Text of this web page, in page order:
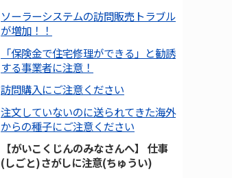
ソーラーシステムの訪問販売トラブル
が増加！！
「保険金で住宅修理ができる」と勧誘
する事業者に注意！
訪問購入にご注意ください
注文していないのに送られてきた海外
からの種子にご注意ください
【がいこくじんのみなさんへ】 仕事
(しごと)さがしに注意(ちゅうい)